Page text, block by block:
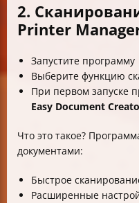
2.
Printer
Запустите программу
Выберите функцию
При первом запуске
Easy Document
Что это такое?
документами:
Быстрое
Расширенные